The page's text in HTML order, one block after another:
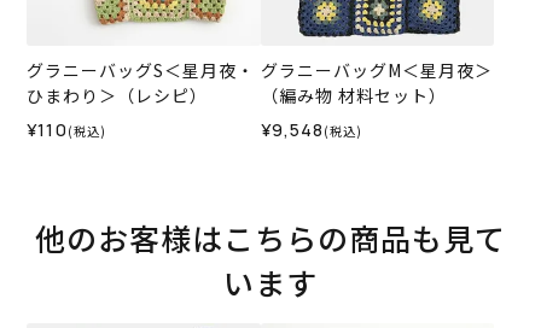
グラニーバッグS＜星月夜・
ひまわり＞（レシピ）
¥110 (税込)
グラニーバッグM＜星月夜＞
（編み物 材料セット）
¥9,548 (税込)
他のお客様はこちらの商品も見て
います